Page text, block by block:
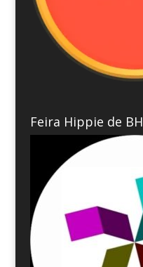
Feira Hippie de BH